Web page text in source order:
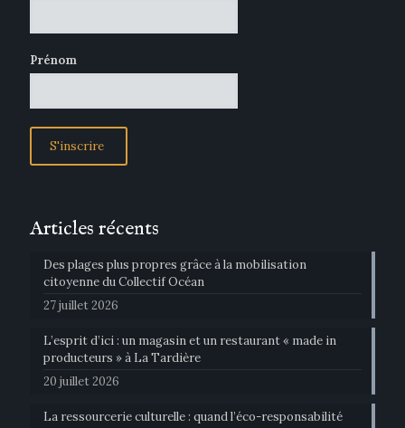
Prénom
Articles récents
Des plages plus propres grâce à la mobilisation
citoyenne du Collectif Océan
27 juillet 2026
L’esprit d’ici : un magasin et un restaurant « made in
producteurs » à La Tardière
20 juillet 2026
La ressourcerie culturelle : quand l’éco-responsabilité